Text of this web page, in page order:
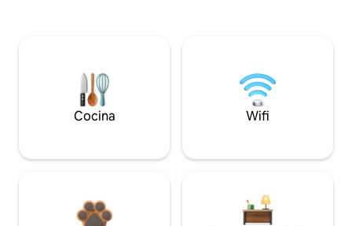
Cocina Wifi